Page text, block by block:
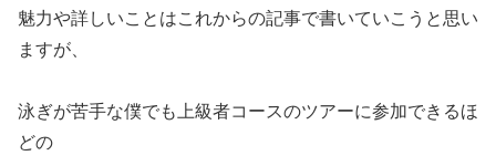
魅力や詳しいことはこれからの記事で書いていこうと思い
ますが、
泳ぎが苦手な僕でも上級者コースのツアーに参加できるほ
どの